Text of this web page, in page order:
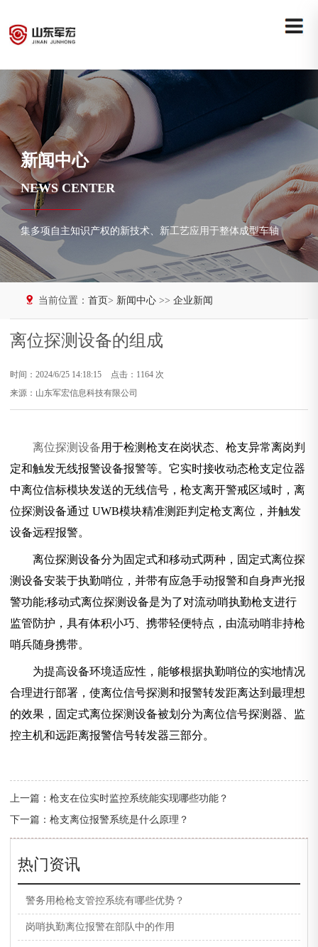
新闻中心
NEWS CENTER
集多项自主知识产权的新技术、新工艺应用于整体成型车轴
当前位置：首页> 新闻中心 >>企业新闻
离位探测设备的组成
时间：2024/6/25 14:18:15
点击：1164 次
来源：山东军宏信息科技有限公司
离位探测设备用于检测枪支在岗状态、枪支异常离岗判
定和触发无线报警设备报警等。它实时接收动态枪支定位器
中离位信标模块发送的无线信号，枪支离开警戒区域时，离
位探测设备通过 UWB模块精准测距判定枪支离位，并触发
设备远程报警。
离位探测设备分为固定式和移动式两种，固定式离位探
测设备安装于执勤哨位，并带有应急手动报警和自身声光报
警功能;移动式离位探测设备是为了对流动哨执勤枪支进行
监管防护，具有体积小巧、携带轻便特点，由流动哨非持枪
哨兵随身携带。
为提高设备环境适应性，能够根据执勤哨位的实地情况
合理进行部署，使离位信号探测和报警转发距离达到最理想
的效果，固定式离位探测设备被划分为离位信号探测器、监
控主机和远距离报警信号转发器三部分。
上一篇：枪支在位实时监控系统能实现哪些功能？
下一篇：枪支离位报警系统是什么原理？
热门资讯
警务用枪枪支管控系统有哪些优势？
岗哨执勤离位报警在部队中的作用